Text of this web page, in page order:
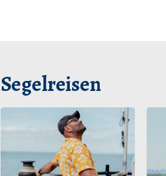
Segelreisen